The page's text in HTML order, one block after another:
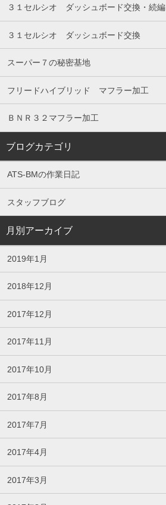
３１セルシオ ダッシュボード交換・続編
３１セルシオ ダッシュボード交換
スーパー７の秘密基地
フリードハイブリッド マフラー加工
ＢＮＲ３２マフラー加工
ブログカテゴリ
ATS-BMの作業日記
スタッフブログ
月別アーカイブ
2019年1月
2018年12月
2017年12月
2017年11月
2017年10月
2017年8月
2017年7月
2017年4月
2017年3月